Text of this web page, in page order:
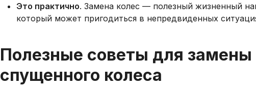
Это практично. Замена колес — полезный жизненный
который может пригодиться в непредвиденных
Полезные советы для замены
спущенного колеса